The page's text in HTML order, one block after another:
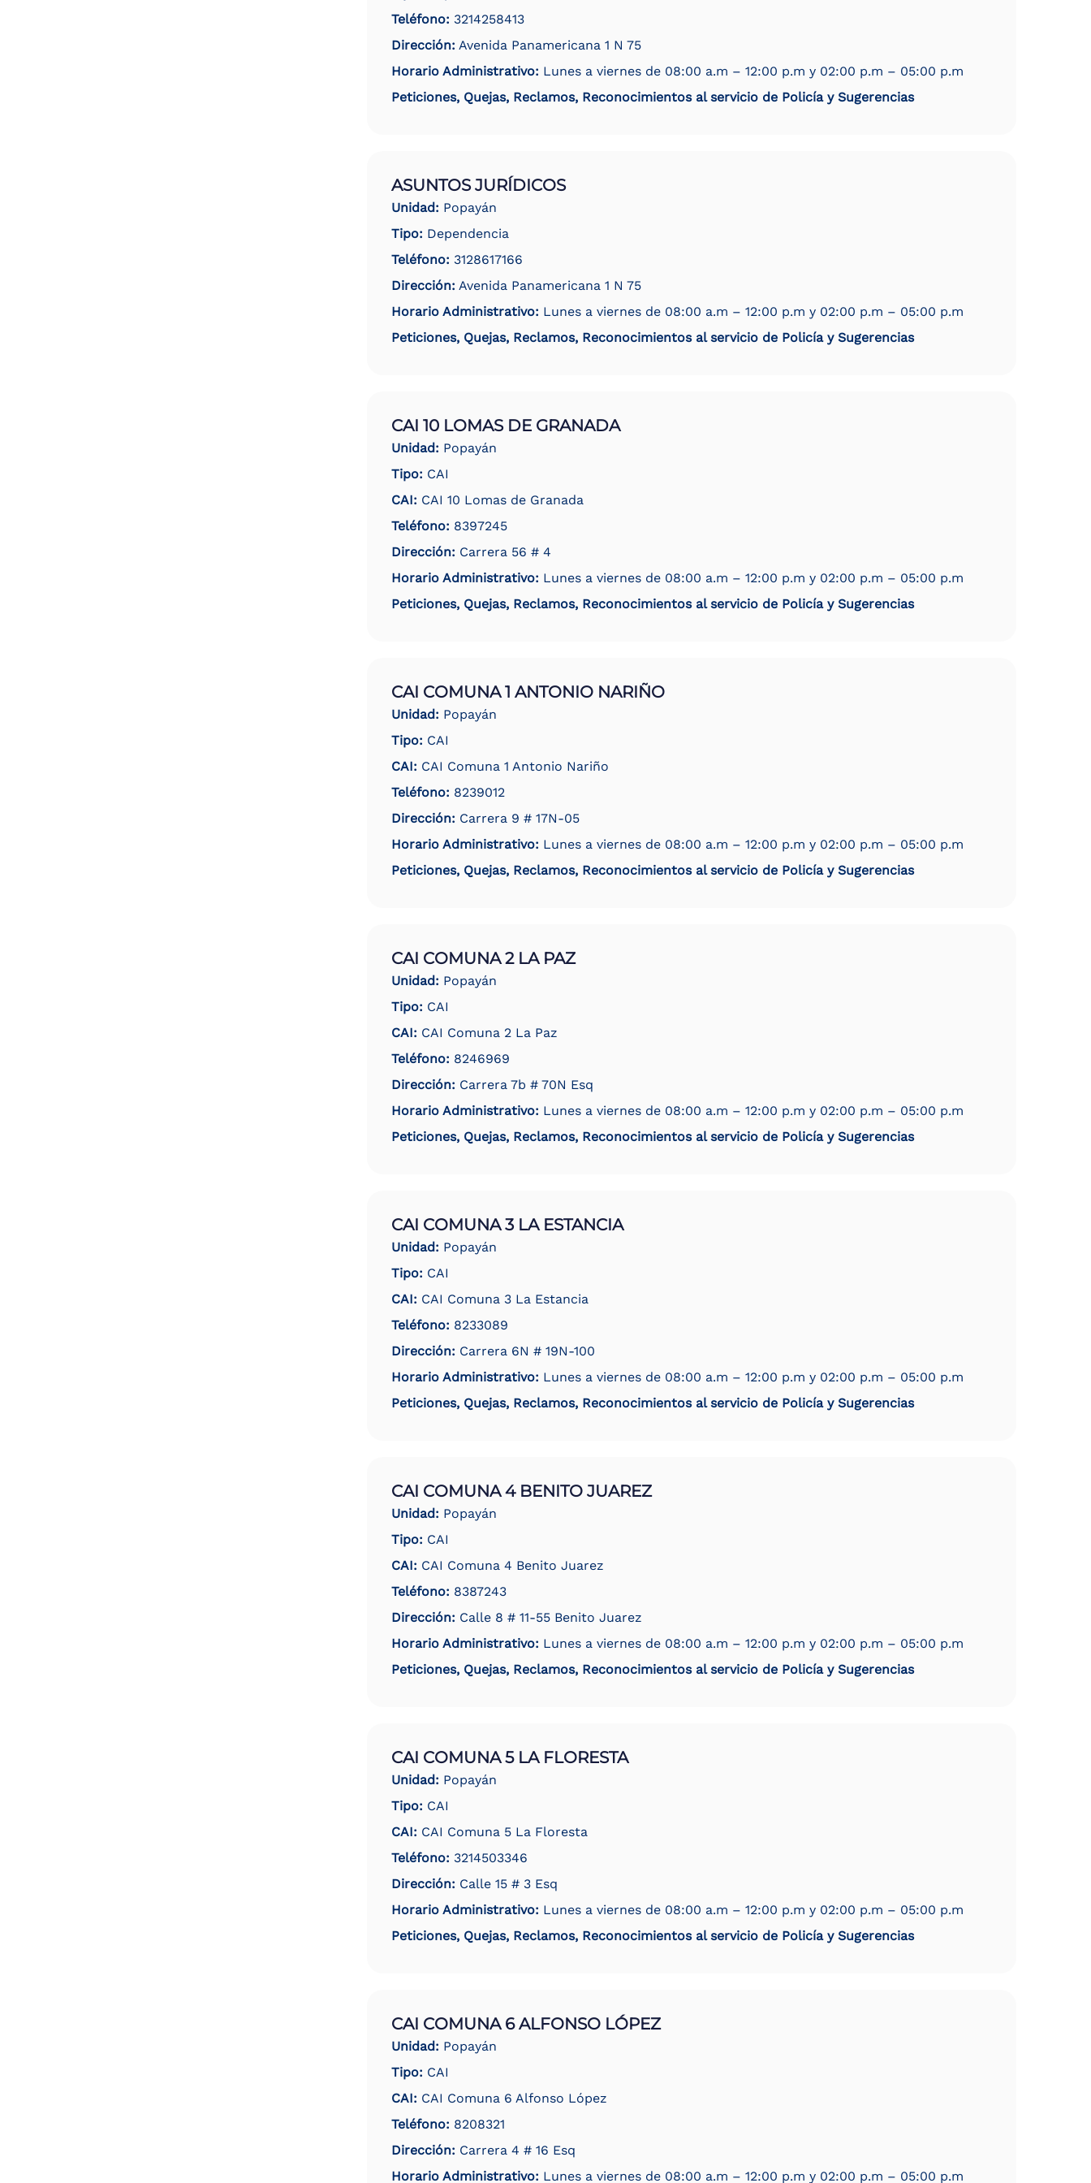
Teléfono: 3214258413
Dirección: Avenida Panamericana 1 N 75
Horario Administrativo: Lunes a viernes de 08:00 a.m – 12:00 p.m y 02:00 p.m – 05:00 p.m
Peticiones, Quejas, Reclamos, Reconocimientos al servicio de Policía y Sugerencias
ASUNTOS JURÍDICOS
Unidad: Popayán
Tipo: Dependencia
Teléfono: 3128617166
Dirección: Avenida Panamericana 1 N 75
Horario Administrativo: Lunes a viernes de 08:00 a.m – 12:00 p.m y 02:00 p.m – 05:00 p.m
Peticiones, Quejas, Reclamos, Reconocimientos al servicio de Policía y Sugerencias
CAI 10 LOMAS DE GRANADA
Unidad: Popayán
Tipo: CAI
CAI: CAI 10 Lomas de Granada
Teléfono: 8397245
Dirección: Carrera 56 # 4
Horario Administrativo: Lunes a viernes de 08:00 a.m – 12:00 p.m y 02:00 p.m – 05:00 p.m
Peticiones, Quejas, Reclamos, Reconocimientos al servicio de Policía y Sugerencias
CAI COMUNA 1 ANTONIO NARIÑO
Unidad: Popayán
Tipo: CAI
CAI: CAI Comuna 1 Antonio Nariño
Teléfono: 8239012
Dirección: Carrera 9 # 17N-05
Horario Administrativo: Lunes a viernes de 08:00 a.m – 12:00 p.m y 02:00 p.m – 05:00 p.m
Peticiones, Quejas, Reclamos, Reconocimientos al servicio de Policía y Sugerencias
CAI COMUNA 2 LA PAZ
Unidad: Popayán
Tipo: CAI
CAI: CAI Comuna 2 La Paz
Teléfono: 8246969
Dirección: Carrera 7b # 70N Esq
Horario Administrativo: Lunes a viernes de 08:00 a.m – 12:00 p.m y 02:00 p.m – 05:00 p.m
Peticiones, Quejas, Reclamos, Reconocimientos al servicio de Policía y Sugerencias
CAI COMUNA 3 LA ESTANCIA
Unidad: Popayán
Tipo: CAI
CAI: CAI Comuna 3 La Estancia
Teléfono: 8233089
Dirección: Carrera 6N # 19N-100
Horario Administrativo: Lunes a viernes de 08:00 a.m – 12:00 p.m y 02:00 p.m – 05:00 p.m
Peticiones, Quejas, Reclamos, Reconocimientos al servicio de Policía y Sugerencias
CAI COMUNA 4 BENITO JUAREZ
Unidad: Popayán
Tipo: CAI
CAI: CAI Comuna 4 Benito Juarez
Teléfono: 8387243
Dirección: Calle 8 # 11-55 Benito Juarez
Horario Administrativo: Lunes a viernes de 08:00 a.m – 12:00 p.m y 02:00 p.m – 05:00 p.m
Peticiones, Quejas, Reclamos, Reconocimientos al servicio de Policía y Sugerencias
CAI COMUNA 5 LA FLORESTA
Unidad: Popayán
Tipo: CAI
CAI: CAI Comuna 5 La Floresta
Teléfono: 3214503346
Dirección: Calle 15 # 3 Esq
Horario Administrativo: Lunes a viernes de 08:00 a.m – 12:00 p.m y 02:00 p.m – 05:00 p.m
Peticiones, Quejas, Reclamos, Reconocimientos al servicio de Policía y Sugerencias
CAI COMUNA 6 ALFONSO LÓPEZ
Unidad: Popayán
Tipo: CAI
CAI: CAI Comuna 6 Alfonso López
Teléfono: 8208321
Dirección: Carrera 4 # 16 Esq
Horario Administrativo: Lunes a viernes de 08:00 a.m – 12:00 p.m y 02:00 p.m – 05:00 p.m